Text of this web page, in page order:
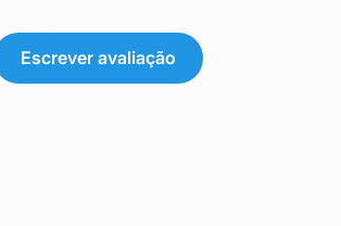
Escrever avaliação